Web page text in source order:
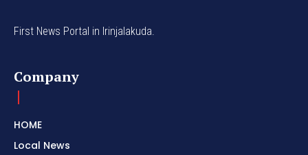
First News Portal in Irinjalakuda.
Company
HOME
Local News